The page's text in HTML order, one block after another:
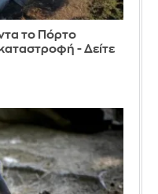
το Πόρτο
- Δείτε